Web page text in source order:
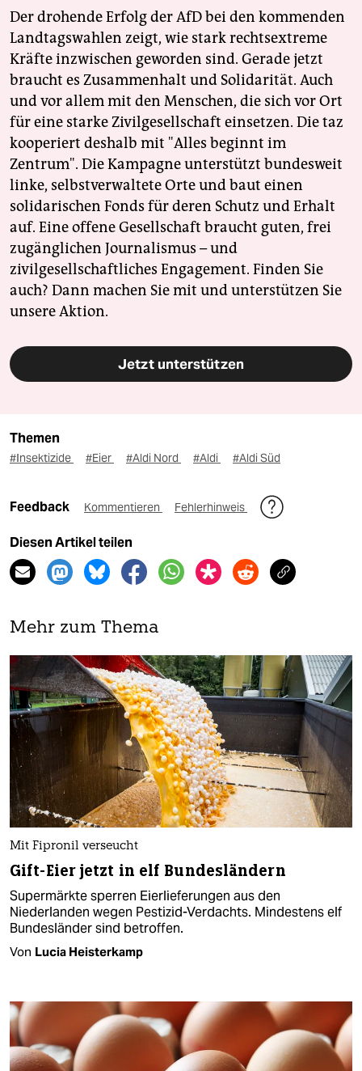
Der drohende Erfolg der AfD bei den kommenden
Landtagswahlen zeigt, wie stark rechtsextreme
Kräfte inzwischen geworden sind. Gerade jetzt
braucht es Zusammenhalt und Solidarität. Auch
und vor allem mit den Menschen, die sich vor Ort
für eine starke Zivilgesellschaft einsetzen. Die taz
kooperiert deshalb mit "Alles beginnt im
Zentrum". Die Kampagne unterstützt bundesweit
linke, selbstverwaltete Orte und baut einen
solidarischen Fonds für deren Schutz und Erhalt
auf. Eine offene Gesellschaft braucht guten, frei
zugänglichen Journalismus – und
zivilgesellschaftliches Engagement. Finden Sie
auch? Dann machen Sie mit und unterstützen Sie
unsere Aktion.
Jetzt unterstützen
Themen
#Insektizide #Eier #Aldi Nord #Aldi #Aldi Süd
Feedback Kommentieren Fehlerhinweis
Diesen Artikel teilen
Mehr zum Thema
Mit Fipronil verseucht
Gift-Eier jetzt in elf Bundesländern
Supermärkte sperren Eierlieferungen aus den
Niederlanden wegen Pestizid-Verdachts. Mindestens elf
Bundesländer sind betroffen.
Von Lucia Heisterkamp